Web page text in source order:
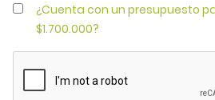
¿Cuenta con un presupuesto
$1.700.000?